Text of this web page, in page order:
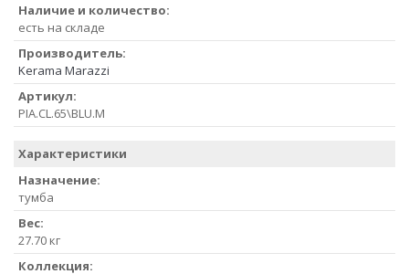
Наличие и количество:
есть на складе
Производитель:
Kerama Marazzi
Артикул:
PIA.CL.65\BLU.M
Характеристики
Назначение:
тумба
Вес:
27.70 кг
Коллекция: